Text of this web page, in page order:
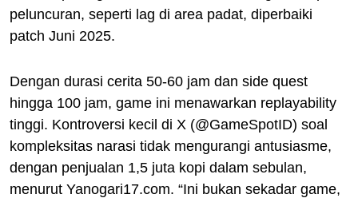
peluncuran, seperti lag di area padat, diperbaiki
patch Juni 2025.
Dengan durasi cerita 50-60 jam dan side quest
hingga 100 jam, game ini menawarkan replayability
tinggi. Kontroversi kecil di X (@GameSpotID) soal
kompleksitas narasi tidak mengurangi antusiasme,
dengan penjualan 1,5 juta kopi dalam sebulan,
menurut Yanogari17.com. “Ini bukan sekadar game,